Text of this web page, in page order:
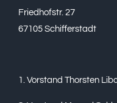
Friedhofstr. 27
67105 Schifferstadt
1. Vorstand Thorsten